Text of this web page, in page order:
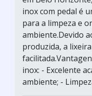
inox com pedal é
para a limpeza e
ambiente.Devido
produzida, a
inox: - Excelente
ambiente; -